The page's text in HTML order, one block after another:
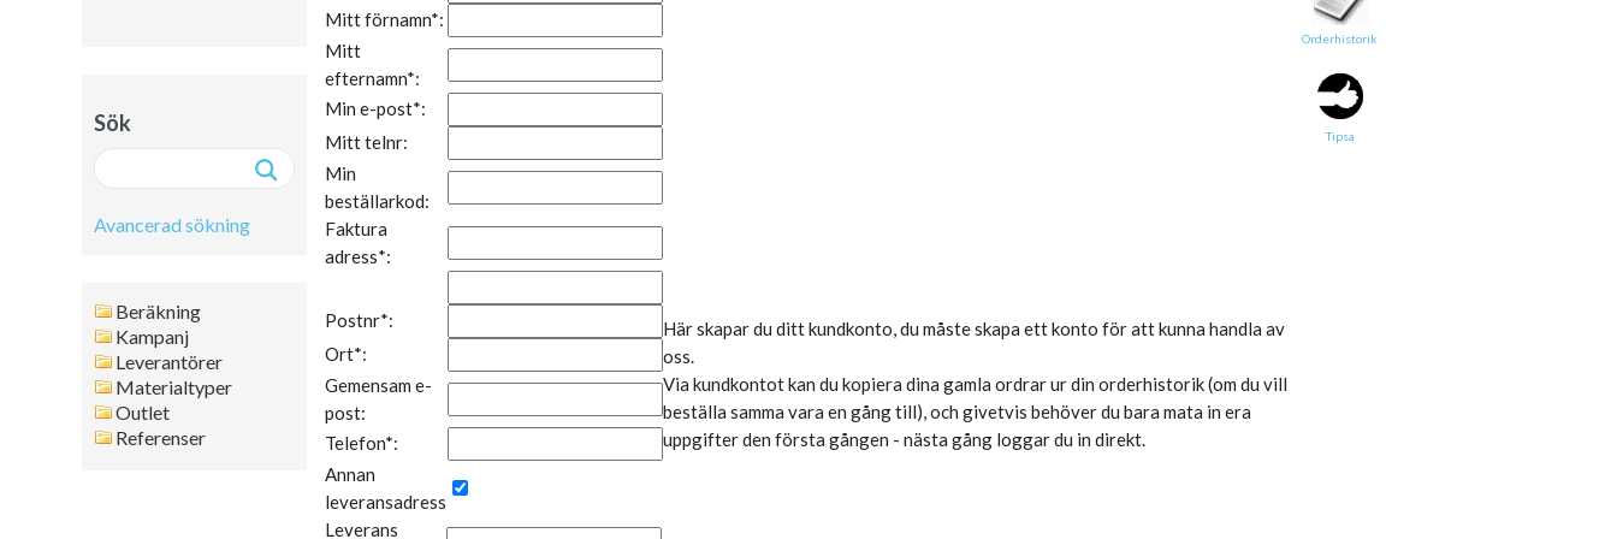
Sök
Avancerad sökning
Fritext
Artikelnr
Namn
Leverantör
Beräkning
Kampanj
Leverantörer
Materialtyper
Outlet
Referenser
Mitt förnamn*:
Mitt
efternamn*:
Min e-post*:
Mitt telnr:
Min
beställarkod:
Faktura
adress*:
Postnr*:
Ort*:
Gemensam e-
post:
Telefon*:
Annan
leveransadress
Leverans
Här skapar du ditt kundkonto, du måste skapa ett konto för att kunna handla av
oss.
Via kundkontot kan du kopiera dina gamla ordrar ur din orderhistorik (om du vill
beställa samma vara en gång till), och givetvis behöver du bara mata in era
uppgifter den första gången - nästa gång loggar du in direkt.
Orderhistorik
Tipsa
Länken ovan kommer att bakas in i ditt tips!